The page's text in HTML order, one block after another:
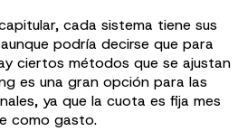
cada sistema tiene sus
podría decirse que para
ciertos métodos que se ajustan
es una gran opción para las
ya que la cuota es fija mes
como gasto.